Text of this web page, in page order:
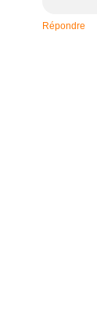
Répondre